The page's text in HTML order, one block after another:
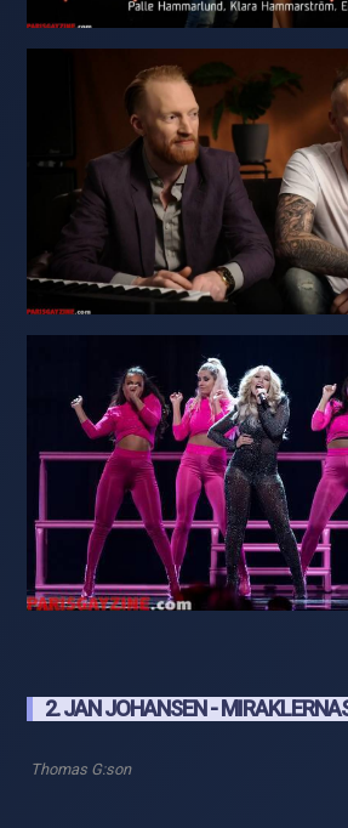
2. JAN JOHANSEN -
Thomas G:son